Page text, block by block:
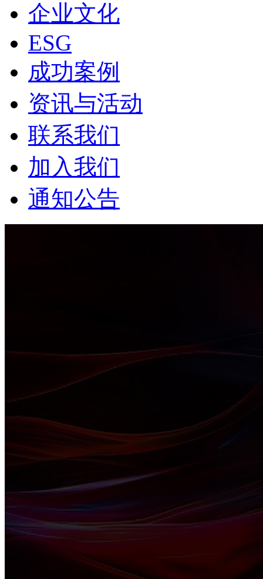
企业文化
ESG
成功案例
资讯与活动
联系我们
加入我们
通知公告